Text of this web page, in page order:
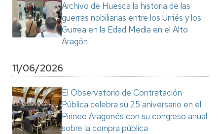
Archivo de Huesca la historia de las
guerras nobiliarias entre los Urriés y los
Gurrea en la Edad Media en el Alto
Aragón
11/06/2026
El Observatorio de Contratación
Pública celebra su 25 aniversario en el
Pirineo Aragonés con su congreso anual
sobre la compra pública